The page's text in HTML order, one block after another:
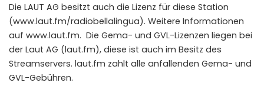
Die LAUT AG besitzt auch die Lizenz für diese Station
(www.laut.fm/radiobellalingua). Weitere Informationen
auf www.laut.fm. Die Gema- und GVL-Lizenzen liegen bei
der Laut AG (laut.fm), diese ist auch im Besitz des
Streamservers. laut.fm zahlt alle anfallenden Gema- und
GVL-Gebühren.